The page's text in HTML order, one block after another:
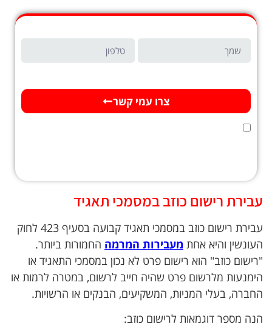
צרו עמי קשר
עבירת רישום כוזב במסמכי תאגיד
עבירת רישום כוזב במסמכי תאגיד קבועה בסעיף 423 לחוק
העונשין והיא אחתמעבירות המרמההחמורות ביותר.
"רישום כוזב" הוא רישום פרט לא נכון במסמכי התאגיד או
הימנעות מלרשום פרט שהיה חייב לרשום, במטרה לרמות או
החברה, בעלי המניות, המשקיעים, הבנקים או הרשויות.
הנה מספר דוגמאות לרישום כוזב: